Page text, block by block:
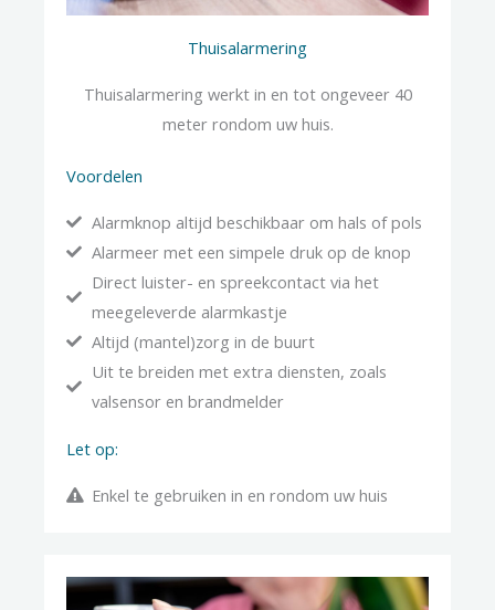
Thuisalarmering
Thuisalarmering werkt in en tot ongeveer 40
meter rondom uw huis.
Voordelen
Alarmknop altijd beschikbaar om hals of pols
Alarmeer met een simpele druk op de knop
Direct luister- en spreekcontact via het
meegeleverde alarmkastje
Altijd (mantel)zorg in de buurt
Uit te breiden met extra diensten, zoals
valsensor en brandmelder
Let op:
Enkel te gebruiken in en rondom uw huis